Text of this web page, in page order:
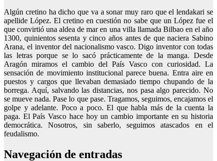
Algún cretino ha dicho que va a sonar muy raro que el lendakari se
apellide López. El cretino en cuestión no sabe que un López fue el
que convirtió una aldea de mar en una villa llamada Bilbao en el año
1300, quinientos sesenta y cinco años antes de que naciera Sabino
Arana, el inventor del nacionalismo vasco. Digo inventor con todas
las letras porque se lo sacó prácticamente de la manga. Desde
Aragón miramos el cambio del País Vasco con curiosidad. La
sensación de movimiento institucional parece buena. Entra aire en
puestos y cargos que llevaban demasiado tiempo chupando de la
borrega. Aquí, salvando las distancias, nos pasa algo parecido. No
se mueve nada. Pase lo que pase. Tragamos, seguimos, encajamos el
golpe y adelante. Poco a poco. El que habla más de la cuenta la
paga. El País Vasco hace hoy un cambio importante en su historia
democrática. Nosotros, sin saberlo, seguimos atascados en el
feudalismo.
Navegación de entradas